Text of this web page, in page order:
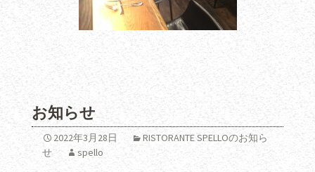
お知らせ
2022年3月28日
RISTORANTE SPELLOのお知ら
せ
spello